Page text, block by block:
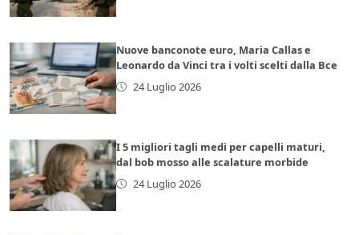
Nuove banconote euro, Maria Callas e
Leonardo da Vinci tra i volti scelti dalla Bce
24 Luglio 2026
I 5 migliori tagli medi per capelli maturi,
dal bob mosso alle scalature morbide
24 Luglio 2026